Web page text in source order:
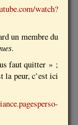
watch?
un membre du
faut quitter » ;
la peur, c’est ici